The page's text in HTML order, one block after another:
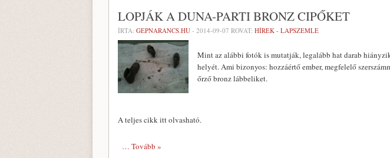
LOPJÁK A DUNA-PARTI BRONZ CIPŐKET
ÍRTA: GEPNARANCS.HU - 2014-09-07 ROVAT: HÍREK - LAPSZEMLE
Mint az alábbi fotók is mutatják, legalább hat darab
helyét. Ami bizonyos: hozzáértő ember, megfelelő
őrző bronz lábbeliket.
A teljes cikk itt olvasható.
… Tovább »